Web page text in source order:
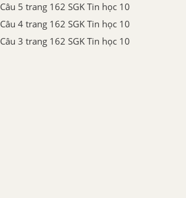
Câu 5 trang 162 SGK Tin học 10
Câu 4 trang 162 SGK Tin học 10
Câu 3 trang 162 SGK Tin học 10